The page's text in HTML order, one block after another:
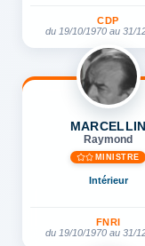
CDP
du 19/10/1970 au 31/
MARCELLIN
Raymond
MINISTRE
Intérieur
FNRI
du 19/10/1970 au 31/